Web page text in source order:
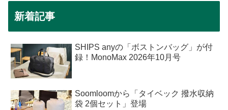
新着記事
SHIPS anyの「ボストンバッグ」が付
録！MonoMax 2026年10月号
Soomloomから「タイベック 撥水収納
袋 2個セット」登場